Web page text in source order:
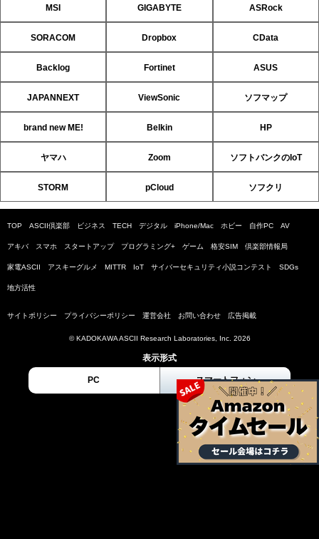
MSI GIGABYTE ASRock
SORACOM Dropbox CData
Backlog Fortinet ASUS
JAPANNEXT ViewSonic ソフマップ
brand new ME! Belkin HP
ヤマハ Zoom ソフトバンクのIoT
STORM pCloud ソフクリ
TOP ASCII倶楽部 ビジネス TECH デジタル iPhone/Mac ホビー 自作PC AV
アキバ スマホ スタートアップ プログラミング+ ゲーム 格安SIM 倶楽部情報局
家電ASCII アスキーグルメ MITTR IoT サイバーセキュリティ小説コンテスト SDGs
地方活性
サイトポリシー プライバシーポリシー 運営会社 お問い合わせ 広告掲載
© KADOKAWA ASCII Research Laboratories, Inc. 2026
表示形式
PC スマートフォン